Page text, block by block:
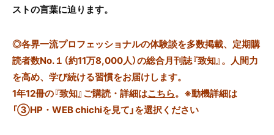
ストの言葉に迫ります。
◎各界一流プロフェッショナルの体験談を多数掲載、定期購
読者数No.１（約11万8,000人）の総合月刊誌『致知』。人間力
を高め、学び続ける習慣をお届けします。
1年12冊の『致知』ご購読・詳細はこちら。 ※動機詳細は
「③HP・WEB chichiを見て」を選択ください